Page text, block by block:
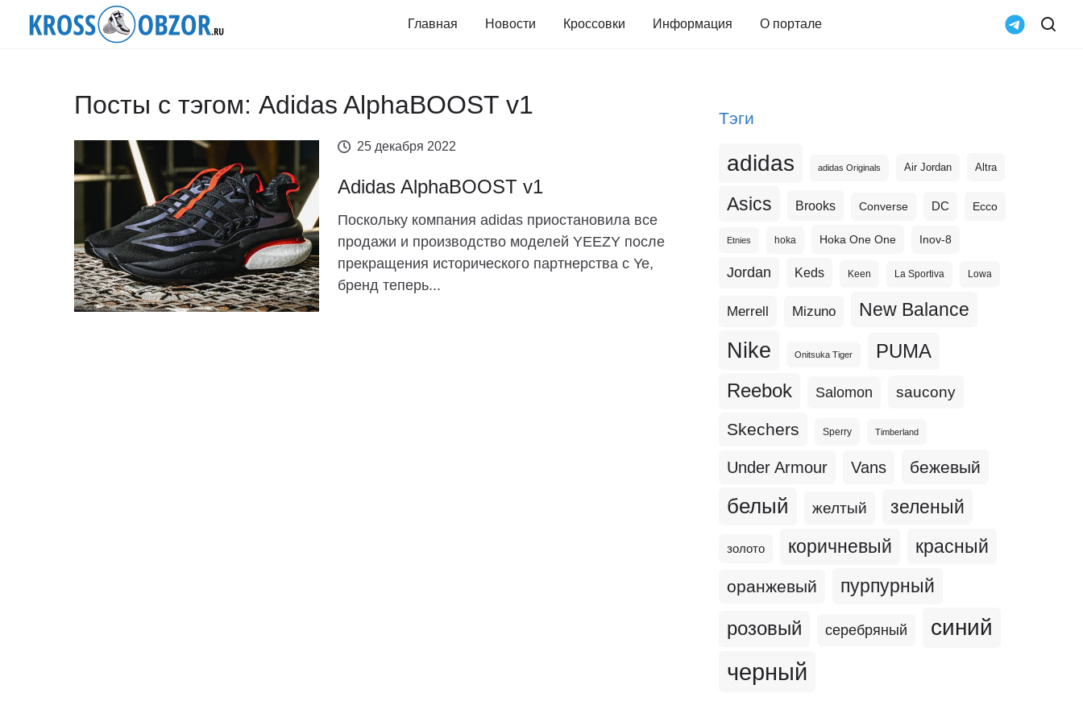
Главная Новости Кроссовки Информация О портале
Посты с тэгом: Adidas AlphaBOOST v1
25 декабря 2022
Adidas AlphaBOOST v1
Поскольку компания adidas приостановила все
продажи и производство моделей YEEZY после
прекращения исторического партнерства с Ye,
бренд теперь...
Тэги
adidas adidas Originals Air Jordan Altra
Asics Brooks Converse DC Ecco
Etnies hoka Hoka One One Inov-8
Jordan Keds Keen La Sportiva Lowa
Merrell Mizuno New Balance
Nike Onitsuka Tiger PUMA
Reebok Salomon saucony
Skechers Sperry Timberland
Under Armour Vans бежевый
белый желтый зеленый
золото коричневый красный
оранжевый пурпурный
розовый серебряный синий
черный